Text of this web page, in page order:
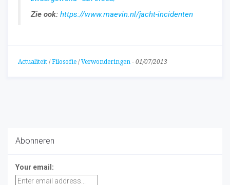
Zie ook: https://www.maevin.nl/jacht-incidenten
Actualiteit / Filosofie / Verwonderingen - 01/07/2013
Abonneren
Your email: